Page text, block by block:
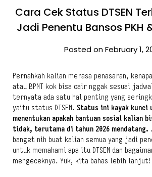
Cara Cek Status DTSEN
Jadi Penentu Bansos PKH
Posted on February 1,
Pernahkah kalian merasa penasaran, kenapa
atau BPNT kok bisa cair nggak sesuai
ternyata ada satu hal penting yang
yaitu status DTSEN. Status ini kayak kunci
menentukan apakah bantuan sosial kalian
tidak, terutama di tahun 2026 mendatang.
banget nih buat kalian semua yang jadi
untuk memahami apa itu DTSEN dan
mengeceknya. Yuk, kita bahas lebih lanjut!